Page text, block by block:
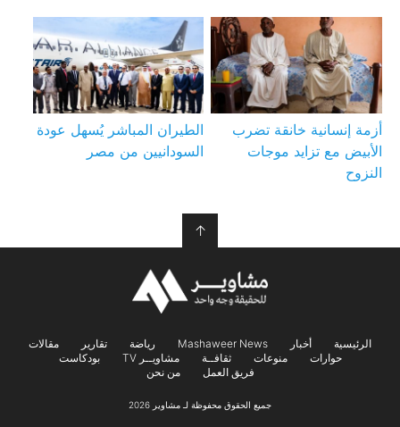
أزمة إنسانية خانقة تضرب
الأبيض مع تزايد موجات
النزوح
الطيران المباشر يُسهل عودة
السودانيين من مصر
↑
الرئيسية أخبار Mashaweer News رياضة تقارير
مقالات
حوارات
منوعات ثقافــة مشاويــر TV
بودكاست
فريق العمل
من نحن
جميع الحقوق محفوظة لـ مشاوير 2026